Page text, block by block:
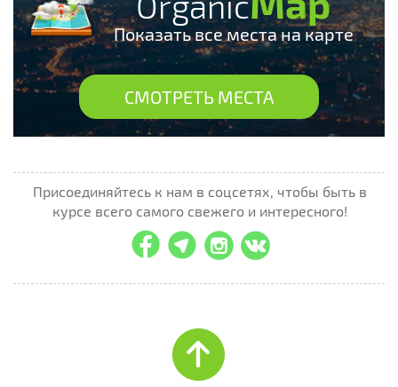
Показать все места на карте
СМОТРЕТЬ МЕСТА
Присоединяйтесь к нам в соцсетях, чтобы быть в
курсе всего самого свежего и интересного!